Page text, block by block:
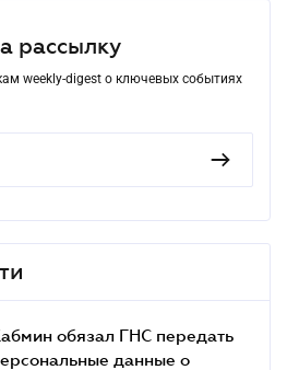
рассылку
weekly-digest о ключевых событиях
обязал ГНС передать
данные о